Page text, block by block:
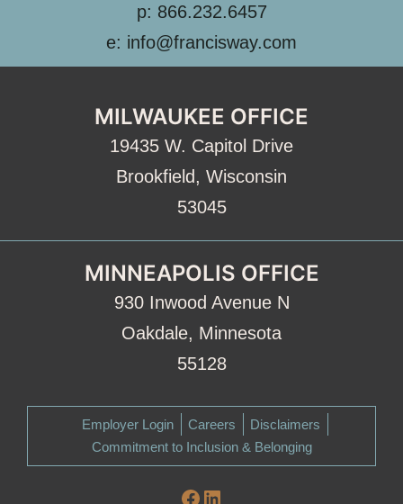
p: 866.232.6457
e: info@francisway.com
MILWAUKEE OFFICE
19435 W. Capitol Drive
Brookfield, Wisconsin
53045
MINNEAPOLIS OFFICE
930 Inwood Avenue N
Oakdale, Minnesota
55128
Employer Login Careers
Disclaimers
Commitment to Inclusion & Belonging
Facebook
LinkedIn